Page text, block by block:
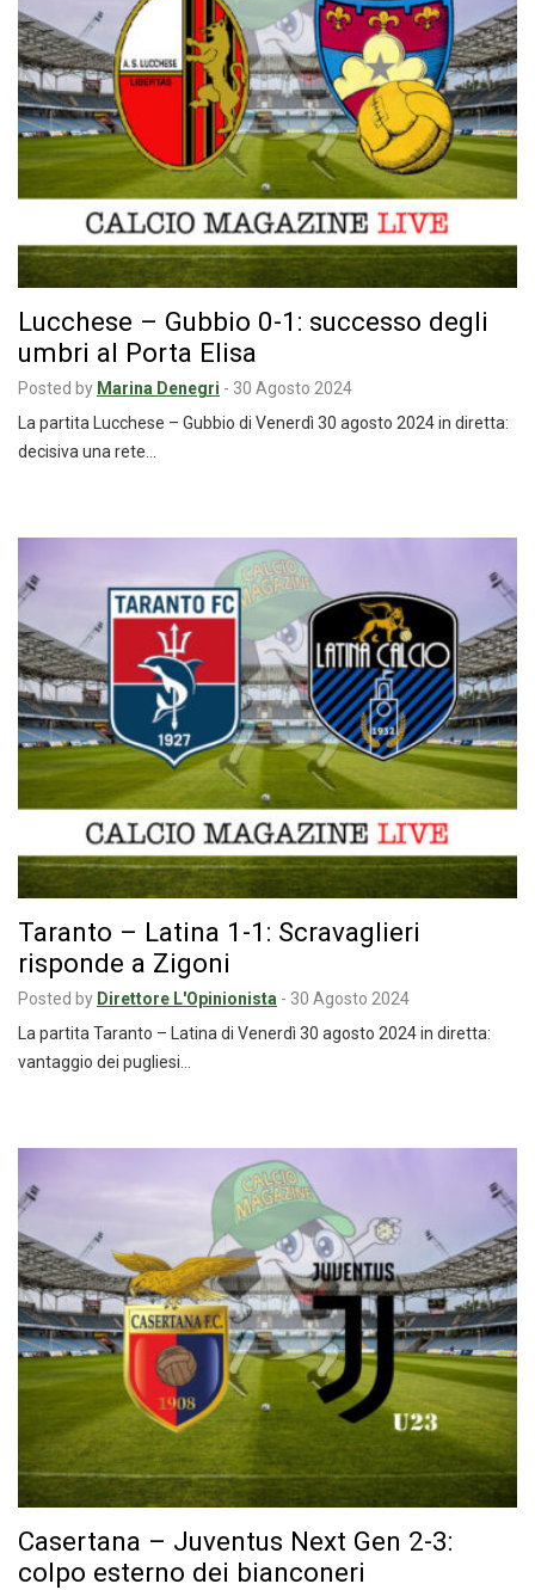
Lucchese – Gubbio 0-1: successo degli
umbri al Porta Elisa
Posted by Marina Denegri - 30 Agosto 2024
La partita Lucchese – Gubbio di Venerdì 30 agosto 2024 in diretta:
decisiva una rete…
Taranto – Latina 1-1: Scravaglieri
risponde a Zigoni
Posted by Direttore L'Opinionista - 30 Agosto 2024
La partita Taranto – Latina di Venerdì 30 agosto 2024 in diretta:
vantaggio dei pugliesi…
Casertana – Juventus Next Gen 2-3:
colpo esterno dei bianconeri